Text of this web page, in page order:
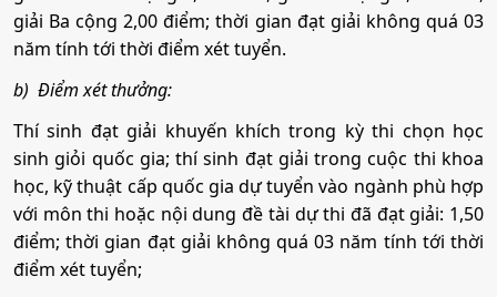
•Mã ngành:7310630
•Chỉ tiêu:60
• Phương thức xét tuyển:Ưu TiênĐGNL HCMĐT THPTHọc Bạ
• Tổ hợp:C00; C03; C04; D01; D09; D10; D14; D15;
D65; X70; X74; X78
14. Truyền thông đa phương tiện
giải Ba cộng 2,00 điểm; thời gian đạt giải không quá 03
năm tính tới thời điểm xét tuyển.
b) Điểm xét thưởng:
Thí sinh đạt giải khuyến khích trong kỳ thi chọn học
sinh giỏi quốc gia; thí sinh đạt giải trong cuộc thi khoa
học, kỹ thuật cấp quốc gia dự tuyển vào ngành phù hợp
với môn thi hoặc nội dung đề tài dự thi đã đạt giải: 1,50
điểm; thời gian đạt giải không quá 03 năm tính tới thời
điểm xét tuyển;